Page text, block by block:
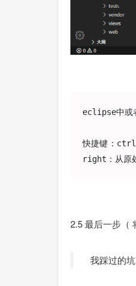
eclipse中或
快捷键：ctrl
right：从原
2.5 最后一步（
我踩过的